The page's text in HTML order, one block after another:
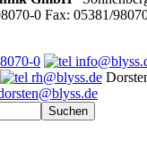
0 Fax: 05381/
0
rh@blyss.de